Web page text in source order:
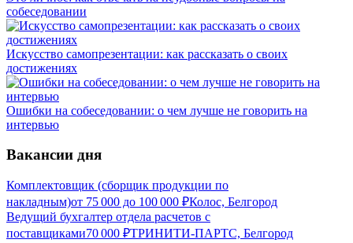
собеседовании
Искусство самопрезентации: как рассказать о своих
достижениях
Ошибки на собеседовании: о чем лучше не говорить на
интервью
Вакансии дня
Комплектовщик (сборщик продукции по
накладным)от 75 000 до 100 000 ₽Колос, Белгород
Ведущий бухгалтер отдела расчетов с
поставщиками70 000 ₽ТРИНИТИ-ПАРТС, Белгород